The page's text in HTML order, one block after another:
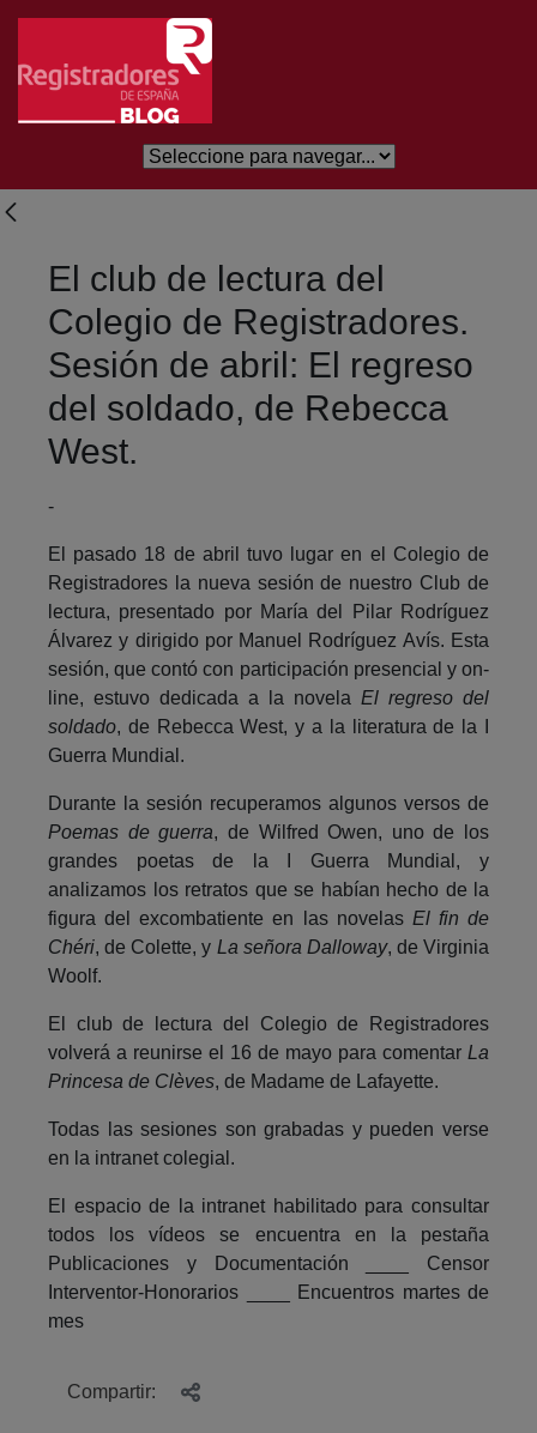
Saltar al contenido principal
El club de lectura del
Colegio de Registradores.
Sesión de abril: El regreso
del soldado, de Rebecca
West.
-
El pasado 18 de abril tuvo lugar en el Colegio de
Registradores la nueva sesión de nuestro Club de
lectura, presentado por María del Pilar Rodríguez
Álvarez y dirigido por Manuel Rodríguez Avís. Esta
sesión, que contó con participación presencial y on-
line, estuvo dedicada a la novela El regreso del
soldado, de Rebecca West, y a la literatura de la I
Guerra Mundial.
Durante la sesión recuperamos algunos versos de
Poemas de guerra, de Wilfred Owen, uno de los
grandes poetas de la I Guerra Mundial, y
analizamos los retratos que se habían hecho de la
figura del excombatiente en las novelasEl fin de
Chéri, de Colette, y La señora Dalloway, de Virginia
Woolf.
El club de lectura del Colegio de Registradores
volverá a reunirse el 16 de mayo para comentar La
Princesa de Clèves, de Madame de Lafayette.
Todas las sesiones son grabadas y pueden verse
en la intranet colegial.
El espacio de la intranet habilitado para consultar
todos los vídeos se encuentra en la pestaña
Publicaciones y Documentación ____ Censor
Interventor-Honorarios ____ Encuentros martes de
mes
Compartir: